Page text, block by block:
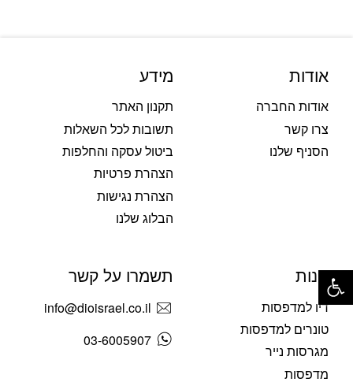
אודות
אודות החברה
צרו קשר
הסניף שלנו
מידע
תקנון האתר
תשובות לכל השאלות
ביטול עסקה והחלפות
הצהרת פרטיות
הצהרת נגישות
הבלוג שלנו
חנות
דיו למדפסות
טונרים למדפסות
מגרסות נייר
מדפסות
תשמרו על קשר
info@dioisrael.co.il
03-6005907
פתח סרגל נגישות